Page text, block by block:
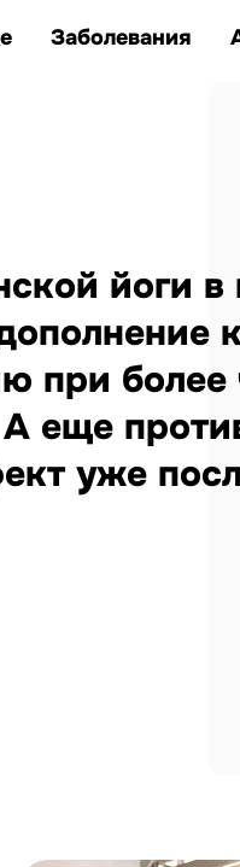
Казахстана.
Заболевания
йоги в
при более
еще
уже